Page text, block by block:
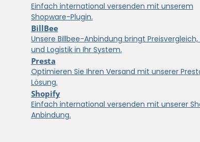
Einfach international versenden mit unserem
Shopware-Plugin.
BillBee
Unsere Billbee-Anbindung bringt Preisvergleich,
und Logistik in Ihr System.
Presta
Optimieren Sie Ihren Versand mit unserer
Lösung.
Shopify
Einfach international versenden mit unserer
Anbindung.